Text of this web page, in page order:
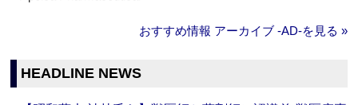
おすすめ情報 アーカイブ ‐AD‐を見る »
HEADLINE NEWS